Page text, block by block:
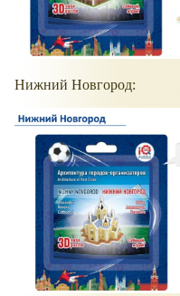
Нижний Новгород: